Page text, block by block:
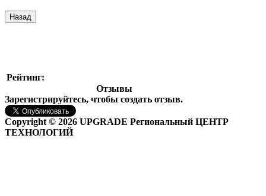
Рейтинг:
Отзывы
Зарегистрируйтесь, чтобы создать отзыв.
Copyright © 2026 UPGRADE Региональный ЦЕНТР
ТЕХНОЛОГИЙ